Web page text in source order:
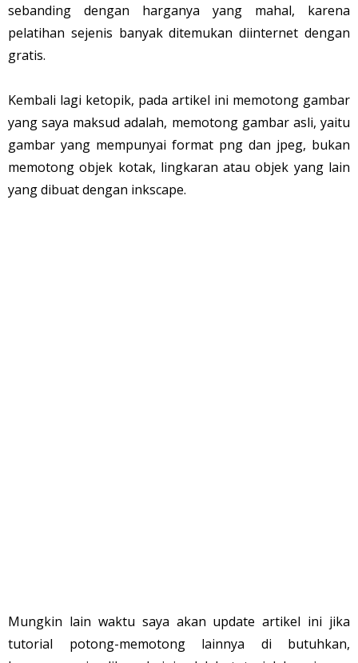
sebanding dengan harganya yang mahal, karena
pelatihan sejenis banyak ditemukan diinternet dengan
gratis.
Kembali lagi ketopik, pada artikel ini memotong gambar
yang saya maksud adalah, memotong gambar asli, yaitu
gambar yang mempunyai format png dan jpeg, bukan
memotong objek kotak, lingkaran atau objek yang lain
yang dibuat dengan inkscape.
Mungkin lain waktu saya akan update artikel ini jika
tutorial potong-memotong lainnya di butuhkan,